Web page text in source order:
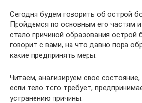
Сегодня будем говорить об острой
Пройдемся по основным его частям
стало причиной образования острой
говорит с вами, на что давно пора
какие предпринять меры.
Читаем, анализируем свое
если тело того требует,
устранению причины.